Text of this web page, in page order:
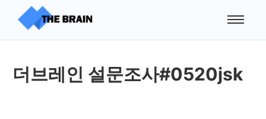
더브레인 설문조사#0520jsk